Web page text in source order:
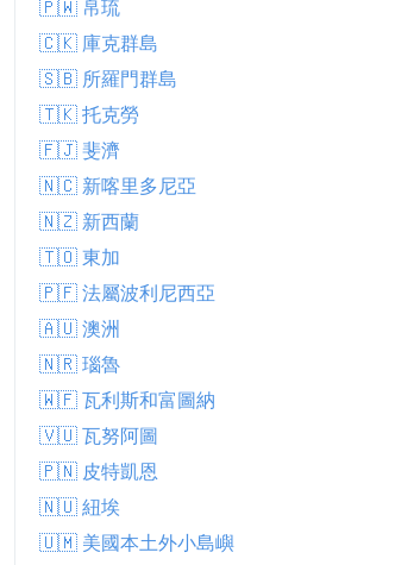
🇵🇼 帛琉
🇨🇰 庫克群島
🇸🇧 所羅門群島
🇹🇰 托克勞
🇫🇯 斐濟
🇳🇨 新喀里多尼亞
🇳🇿 新西蘭
🇹🇴 東加
🇵🇫 法屬波利尼西亞
🇦🇺 澳洲
🇳🇷 瑙魯
🇼🇫 瓦利斯和富圖納
🇻🇺 瓦努阿圖
🇵🇳 皮特凱恩
🇳🇺 紐埃
🇺🇲 美國本土外小島嶼